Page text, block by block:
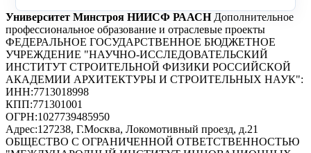
Университет Минстроя НИИСФ РААСН Дополнительное
профессиональное образование и отраслевые проекты
ФЕДЕРАЛЬНОЕ ГОСУДАРСТВЕННОЕ БЮДЖЕТНОЕ
УЧРЕЖДЕНИЕ "НАУЧНО-ИССЛЕДОВАТЕЛЬСКИЙ
ИНСТИТУТ СТРОИТЕЛЬНОЙ ФИЗИКИ РОССИЙСКОЙ
АКАДЕМИИ АРХИТЕКТУРЫ И СТРОИТЕЛЬНЫХ НАУК":
ИНН:7713018998
КПП:771301001
ОГРН:1027739485950
Адрес:127238, Г.Москва, Локомотивный проезд, д.21
ОБЩЕСТВО С ОГРАНИЧЕННОЙ ОТВЕТСТВЕННОСТЬЮ